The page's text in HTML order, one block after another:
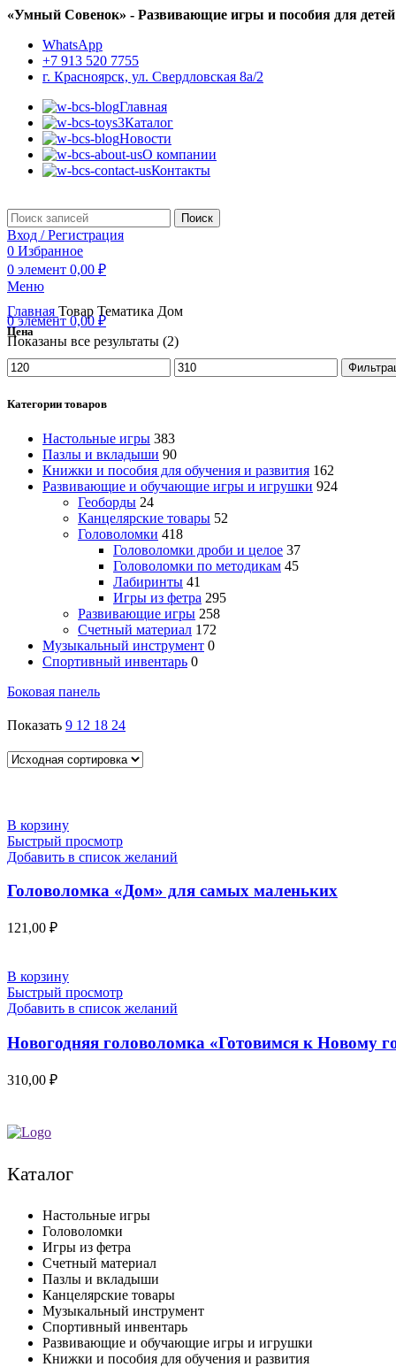
«Умный Совенок» - Развивающие игры и пособия для детей
WhatsApp
+7 913 520 7755
г. Красноярск, ул. Свердловская 8а/2
Главная
Каталог
Новости
О компании
Контакты
Поиск
Вход / Регистрация
0 Избранное
0 элемент 0,00 ₽
Меню
0элемент 0,00 ₽
Главная Товар Тематика Дом
Показаны все результаты (2)
Цена
Минимальная
цена
Максимальная
цена
Категории товаров
Настольные игры 383
Пазлы и вкладыши 90
Книжки и пособия для обучения и развития 162
Развивающие и обучающие игры и игрушки 924
Геоборды 24
Канцелярские товары 52
Головоломки 418
Головоломки дроби и целое 37
Головоломки по методикам 45
Лабиринты 41
Игры из фетра 295
Развивающие игры 258
Счетный материал 172
Музыкальный инструмент 0
Спортивный инвентарь 0
Боковая панель
Показать 9 12 18 24
В корзину
Быстрый просмотр
Добавить в список желаний
Головоломка «Дом» для самых маленьких
121,00 ₽
В корзину
Быстрый просмотр
Добавить в список желаний
Новогодняя головоломка «Готовимся к Новому
310,00 ₽
Каталог
Настольные игры
Головоломки
Игры из фетра
Счетный материал
Пазлы и вкладыши
Канцелярские товары
Музыкальный инструмент
Спортивный инвентарь
Развивающие и обучающие игры и игрушки
Книжки и пособия для обучения и развития